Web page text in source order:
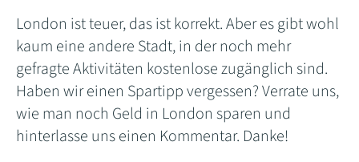
London ist teuer, das ist korrekt. Aber es gibt wohl
kaum eine andere Stadt, in der noch mehr
gefragte Aktivitäten kostenlose zugänglich sind.
Haben wir einen Spartipp vergessen? Verrate uns,
wie man noch Geld in London sparen und
hinterlasse uns einen Kommentar. Danke!